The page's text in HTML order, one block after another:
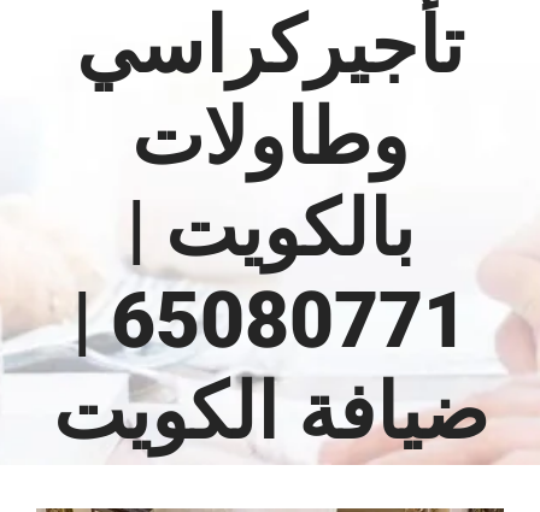
تأجيركراسي
وطاولات
بالكويت |
65080771 |
ضيافة الكويت